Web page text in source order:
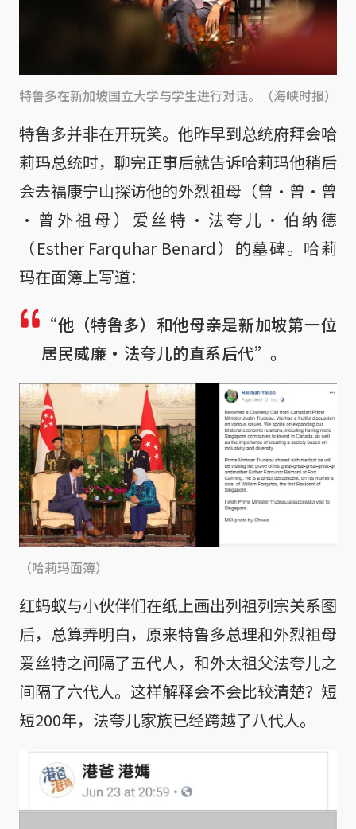
特鲁多在新加坡国立大学与学生进行对话。（海峡时报）
特鲁多并非在开玩笑。他昨早到总统府拜会哈
莉玛总统时，聊完正事后就告诉哈莉玛他稍后
会去福康宁山探访他的外烈祖母（曾·曾·曾
·曾外祖母）爱丝特·法夸儿·伯纳德
（Esther Farquhar Benard）的墓碑。哈莉
玛在面簿上写道：
“他（特鲁多）和他母亲是新加坡第一位
居民威廉·法夸儿的直系后代”。
（哈莉玛面簿）
红蚂蚁与小伙伴们在纸上画出列祖列宗关系图
后，总算弄明白，原来特鲁多总理和外烈祖母
爱丝特之间隔了五代人，和外太祖父法夸儿之
间隔了六代人。这样解释会不会比较清楚？短
短200年，法夸儿家族已经跨越了八代人。